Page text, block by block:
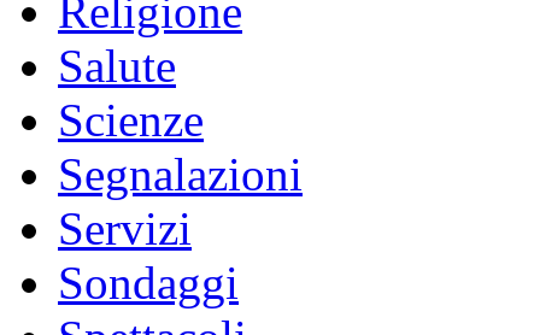
Religione
Salute
Scienze
Segnalazioni
Servizi
Sondaggi